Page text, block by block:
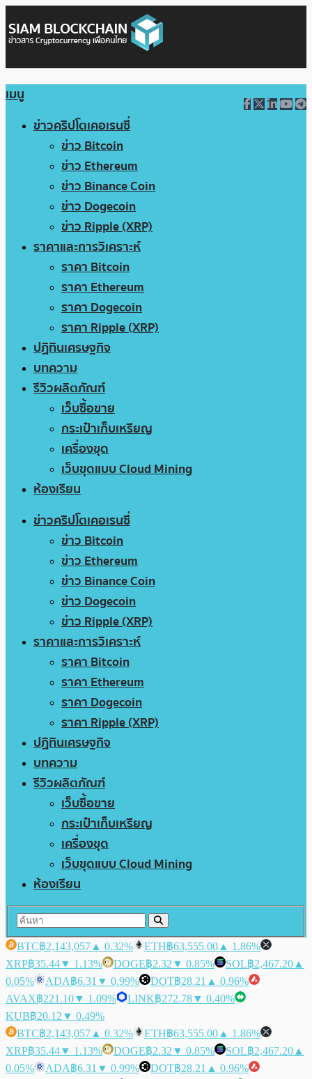
เมนู
ข่าวคริปโตเคอเรนซี่
ข่าว Bitcoin
ข่าว Ethereum
ข่าว Binance Coin
ข่าว Dogecoin
ข่าว Ripple (XRP)
ราคาและการวิเคราะห์
ราคา Bitcoin
ราคา Ethereum
ราคา Dogecoin
ราคา Ripple (XRP)
ปฏิทินเศรษฐกิจ
บทความ
รีวิวผลิตภัณฑ์
เว็บซื้อขาย
กระเป๋าเก็บเหรียญ
เครื่องขุด
เว็บขุดแบบ Cloud Mining
ห้องเรียน
ข่าวคริปโตเคอเรนซี่
ข่าว Bitcoin
ข่าว Ethereum
ข่าว Binance Coin
ข่าว Dogecoin
ข่าว Ripple (XRP)
ราคาและการวิเคราะห์
ราคา Bitcoin
ราคา Ethereum
ราคา Dogecoin
ราคา Ripple (XRP)
ปฏิทินเศรษฐกิจ
บทความ
รีวิวผลิตภัณฑ์
เว็บซื้อขาย
กระเป๋าเก็บเหรียญ
เครื่องขุด
เว็บขุดแบบ Cloud Mining
ห้องเรียน
BTC฿2,143,057 ▲ 0.32% ETH฿63,555.00 ▲ 1.86%
XRP฿35.44▼ 1.13% DOGE฿2.32 ▼ 0.85% SOL฿2,467.20 ▲
0.05%
ADA฿6.31 ▼ 0.99% DOT฿28.21 ▲ 0.96%
AVAX฿221.10▼ 1.09% LINK฿272.78▼ 0.40%
KUB฿20.12 ▼ 0.49%
BTC฿2,143,057 ▲ 0.32% ETH฿63,555.00 ▲ 1.86%
XRP฿35.44▼ 1.13% DOGE฿2.32 ▼ 0.85% SOL฿2,467.20 ▲
0.05%
ADA฿6.31 ▼ 0.99% DOT฿28.21 ▲ 0.96%